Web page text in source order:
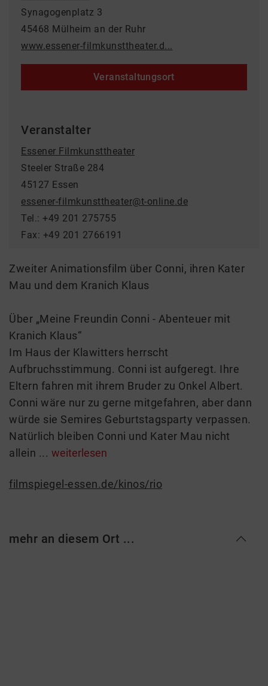
Synagogenplatz 3
45468 Mülheim an der Ruhr
www.essener-filmkunsttheater.d...
Veranstaltungsort
Veranstalter
Essener Filmkunsttheater
Steeler Straße 284
45127 Essen
essener-filmkunsttheater@t-online.de
Tel.: +49 201 275755
Fax: +49 201 2766191
Zweiter Animationsfilm über Conni, ihren Kater
Mau und dem Kranich Klaus
Über „Meine Freundin Conni - Abenteuer mit
Kranich Klaus“
Im Haus der Klawitters herrscht
Aufbruchsstimmung. Conni ist aufgeregt. Ihre
Eltern fahren mit ihrem Bruder zu Onkel Albert.
Conni wäre nur zu gerne mitgefahren, aber dann
würde sie Semires Geburtstagsparty verpassen.
Natürlich bleiben Conni und Kater Mau nicht
allein ... weiterlesen
filmspiegel-essen.de/kinos/rio
mehr an diesem Ort ...